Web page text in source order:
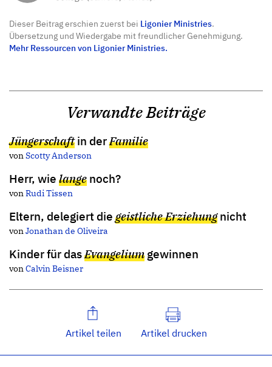
Dieser Beitrag erschien zuerst bei Ligonier Ministries.
Übersetzung und Wiedergabe mit freundlicher Genehmigung.
Mehr Ressourcen von Ligonier Ministries.
Verwandte Beiträge
Jüngerschaftin derFamilie
von Scotty Anderson
Herr, wie lange noch?
von Rudi Tissen
Eltern, delegiert die geistliche Erziehungnicht
von Jonathan de Oliveira
Kinder für dasEvangelium gewinnen
von Calvin Beisner
Artikel teilen Artikel drucken